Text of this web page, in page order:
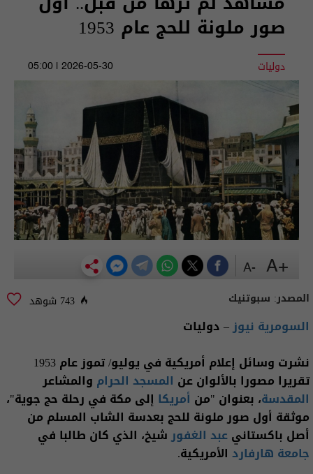
صور ملونة للحج عام 1953
دوليات 2026-05-30 | 05:00
المصدر: سبوتنيك 743 شوهد
السومرية نيوز– دوليات
نشرت وسائل إعلام أمريكية في يوليو/ تموز عام 1953
تقريرا مصورا بالألوان عن المسجد الحرام والمشاعر
المقدسة، بعنوان "من أمريكا إلى مكة في رحلة حج جوية"،
موثقة أول صور ملونة للحج بعدسة الشاب المسلم من
أصل باكستانيعبد الغفورشيخ، الذي كان طالبا في
جامعة هارفارد الأمريكية.
+A
-A